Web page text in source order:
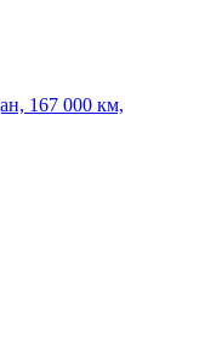
167 000 км,